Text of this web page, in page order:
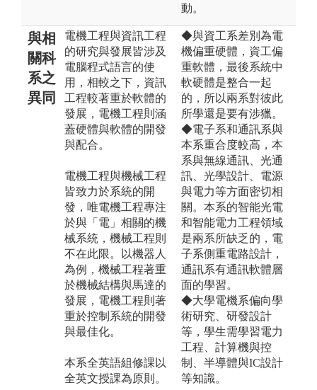
動。
與相
關科
系之
異同
電機工程與資訊工程
的研究與發展皆涉及
電腦程式語言的使
用，相較之下，資訊
工程較著重於軟體的
發展，電機工程則涵
蓋硬體與軟體的開發
與配合。
電機工程與機械工程
皆致力於系統的開
發，唯電機工程專注
於與「電」相關的機
械系統，機械工程則
不在此限。以機器人
為例，機械工程著重
於機械結構與馬達的
發展，電機工程則著
重於控制系統的開發
與最佳化。
本系全英語組修課以
全英文授課為原則。
◆與資工系差別為電
機偏重硬體，資工偏
重軟體，最後系統中
軟硬體是整合一起
的，所以兩系對彼此
所學還是要有涉獵。
◆電子系和通訊系與
本系重合度較高，本
系與無線通訊、光通
訊、光學設計、電源
與電力等方面密切相
關。本系的智能光電
和智能電力工程領域
是兩系所缺乏的，電
子系側重電路設計，
通訊系有通訊軟體層
面的學習。
◆大學電機系偏向學
術研究、研發設計
等，學生需學習電力
工程、計算機與控
制、半導體與IC設計
等知識。